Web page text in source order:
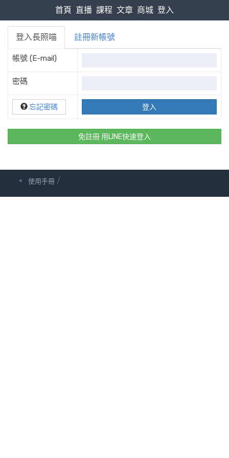
首頁 直播 課程 文章 商城 登入
登入長照喵 註冊新帳號
帳號 (E-mail)
密碼
忘記密碼
免註冊 用LINE快速登入
使用手冊 /